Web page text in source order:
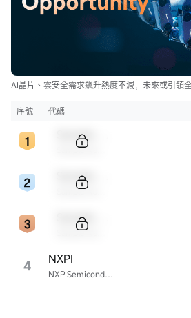
AI晶片、雲安全需求飆升熱度不減，未來或引領
序號 代碼
4 NXP Semiconductors
NXPI